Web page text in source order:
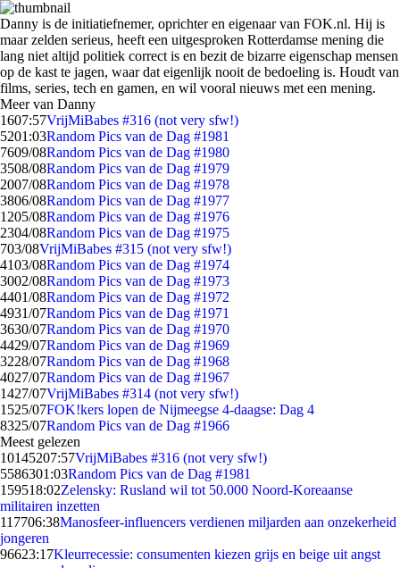
Danny is de initiatiefnemer, oprichter en eigenaar van FOK.nl. Hij is
maar zelden serieus, heeft een uitgesproken Rotterdamse mening die
lang niet altijd politiek correct is en bezit de bizarre eigenschap mensen
op de kast te jagen, waar dat eigenlijk nooit de bedoeling is. Houdt van
films, series, tech en gamen, en wil vooral nieuws met een mening.
Meer van Danny
1607:57VrijMiBabes #316 (not very sfw!)
5201:03Random Pics van de Dag #1981
7609/08Random Pics van de Dag #1980
3508/08Random Pics van de Dag #1979
2007/08Random Pics van de Dag #1978
3806/08Random Pics van de Dag #1977
1205/08Random Pics van de Dag #1976
2304/08Random Pics van de Dag #1975
703/08VrijMiBabes #315 (not very sfw!)
4103/08Random Pics van de Dag #1974
3002/08Random Pics van de Dag #1973
4401/08Random Pics van de Dag #1972
4931/07Random Pics van de Dag #1971
3630/07Random Pics van de Dag #1970
4429/07Random Pics van de Dag #1969
3228/07Random Pics van de Dag #1968
4027/07Random Pics van de Dag #1967
1427/07VrijMiBabes #314 (not very sfw!)
1525/07FOK!kers lopen de Nijmeegse 4-daagse: Dag 4
8325/07Random Pics van de Dag #1966
Meest gelezen
10145207:57VrijMiBabes #316 (not very sfw!)
5586301:03Random Pics van de Dag #1981
159518:02Zelensky: Rusland wil tot 50.000 Noord-Koreaanse
militairen inzetten
117706:38Manosfeer-influencers verdienen miljarden aan onzekerheid
jongeren
96623:17Kleurrecessie: consumenten kiezen grijs en beige uit angst